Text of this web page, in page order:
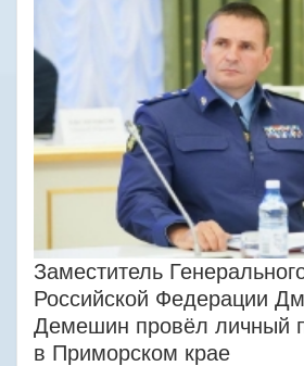
Заместитель
Российской Федерации
Демешин провёл личный
в Приморском крае